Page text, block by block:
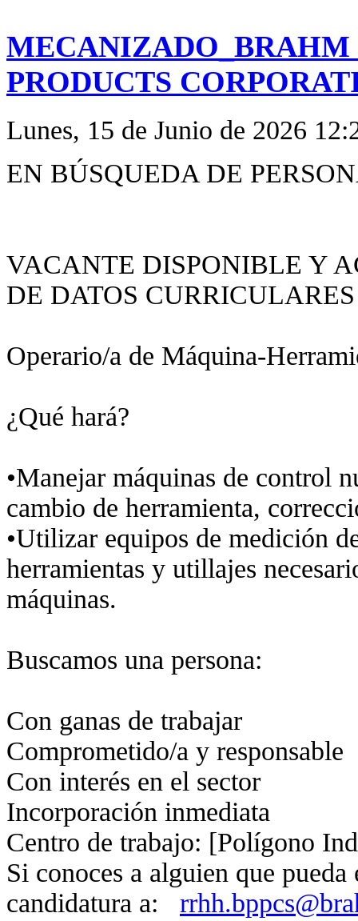
MECANIZADO_BRAHM
PRODUCTS
Lunes, 15 de Junio de 2026
EN BÚSQUEDA DE
VACANTE DISPONIBLE Y
DE DATOS CURRICULARES
Operario/a de Máquina-
¿Qué hará?
•Manejar máquinas de control
cambio de herramienta,
•Utilizar equipos de medición
herramientas y utillajes
máquinas.
Buscamos una persona:
Con ganas de trabajar
Comprometido/a y responsable
Con interés en el sector
Incorporación inmediata
Centro de trabajo: [Polígono
Si conoces a alguien que
candidatura a: